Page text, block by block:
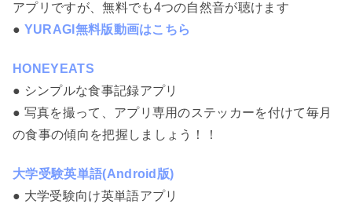
アプリですが、無料でも4つの自然音が聴けます
● YURAGI無料版動画はこちら
HONEYEATS
● シンプルな食事記録アプリ
● 写真を撮って、アプリ専用のステッカーを付けて毎月
の食事の傾向を把握しましょう！！
大学受験英単語(Android版)
● 大学受験向け英単語アプリ